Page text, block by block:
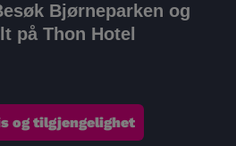
Bjørneparken og
på Thon Hotel
og tilgjengelighet